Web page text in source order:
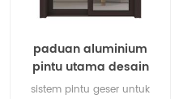
paduan aluminium
pintu utama desain
pintu geser kaca
sistem pintu geser untuk